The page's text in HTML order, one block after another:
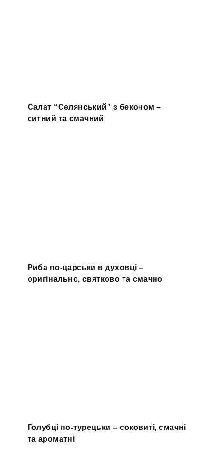
Салат “Селянський” з беконом –
ситний та смачний
Риба по-царськи в духовці –
оригінально, святково та смачно
Голубці по-турецьки – соковиті, смачні
та ароматні